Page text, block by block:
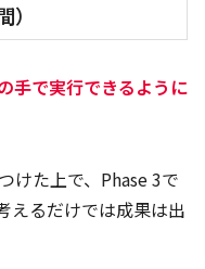
手で実行できるように
けた上で、Phase 3で
えるだけでは成果は出